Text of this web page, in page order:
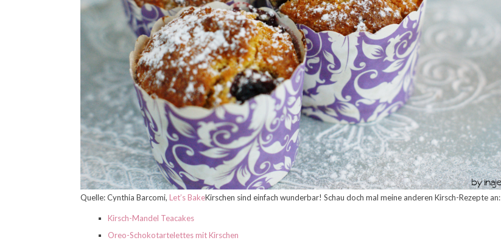
Quelle: Cynthia Barcomi, Let’s BakeKirschen sind einfach wunderbar! Schau doch mal meine anderen Kirsch-Rezepte an:
Kirsch-Mandel Teacakes
Oreo-Schokotartelettes mit Kirschen